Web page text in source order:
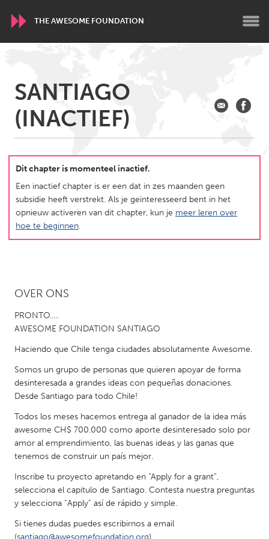
THE AWESOME FOUNDATION
Conservation and Climate
Disability
Dragon Dreaming
On the Water
Javakhk
Yerevan
AUSTRALIA
Adelaide
Fleurieu
Lake Mac
Lower Hunter
CANADA
Amherstburg
Kitchener-Waterloo
New Glasgow
Newmarket
Ottawa
South Shore
Toronto
MALAYSIA
Kuala Lumpur
Leiden
Rotterdam
Utrecht
SANTIAGO
(INACTIEF)
Dit chapter is momenteel inactief.
Een inactief chapter is er een dat in zes maanden geen
subsidie heeft verstrekt. Als je geïnteresseerd bent in het
opnieuw activeren van dit chapter, kun je meer leren over
hoe te beginnen.
OVER ONS
PRONTO.....
AWESOME FOUNDATION SANTIAGO
Haciendo que Chile tenga ciudades absolutamente Awesome.
Somos un grupo de personas que quieren apoyar de forma
desinteresada a grandes ideas con pequeñas donaciones.
Desde Santiago para todo Chile!
Todos los meses hacemos entrega al ganador de la idea más
awesome CH$ 700.000 como aporte desinteresado solo por
amor al emprendimiento, las buenas ideas y las ganas que
tenemos de construir un país mejor.
Inscribe tu proyecto apretando en “Apply for a grant”,
selecciona el capitulo de Santiago. Contesta nuestra preguntas
y selecciona ”Apply” así de rápido y simple.
Si tienes dudas puedes escribirnos a email
(santiago@awesomefoundation.org)